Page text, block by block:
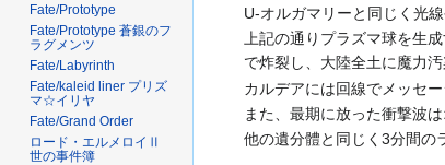
U-オルガマリーと同じく光
上記の通りプラズマ球を生
で炸裂し、大陸全土に魔力
カルデアには回線でメッセ
また、最期に放った衝撃波
他の遺分體と同じく3分間の
Fate/Prototype
Fate/Prototype 蒼銀のフ
ラグメンツ
Fate/Labyrinth
Fate/kaleid liner プリズ
マ☆イリヤ
Fate/Grand Order
ロード・エルメロイⅡ
世の事件簿